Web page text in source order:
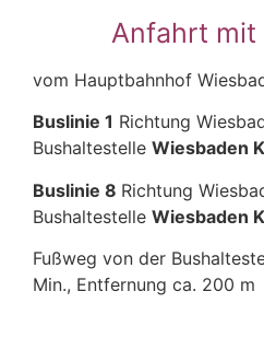
Anfahrt mit
vom Hauptbahnhof
Buslinie 1 Richtung
Bushaltestelle Wiesbaden
Buslinie 8 Richtung
Bushaltestelle Wiesbaden
Fußweg von der
Min., Entfernung ca. 200 m